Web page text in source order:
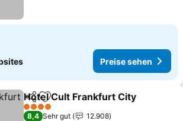
Preise sehen
TeilenZu Favoriten hinzufügen
Hotel Cult Frankfurt City
4 Sterne
8,4 Sehr gut
12.908